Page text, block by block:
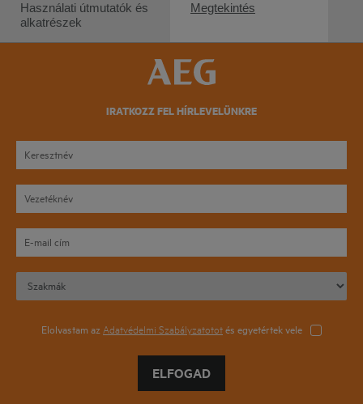
Használati útmutatók és
alkatrészek
Megtekintés
IRATKOZZ FEL HÍRLEVELÜNKRE
Elolvastam az Adatvédelmi Szabályzatototés egyetértek vele
ELFOGAD